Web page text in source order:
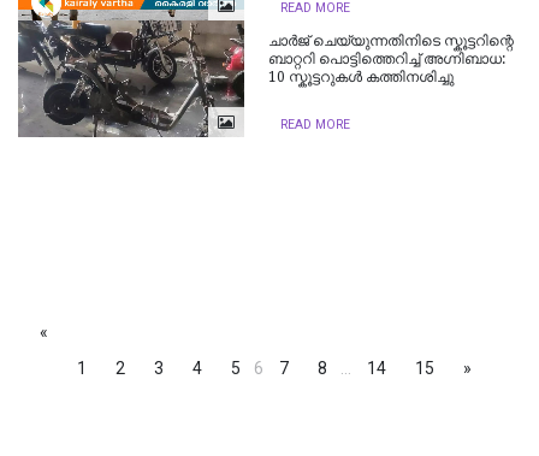
READ MORE
ചാർജ് ചെയ്യുന്നതിനിടെ സ്കൂട്ടറിന്റെ
ബാറ്ററി പൊട്ടിത്തെറിച്ച് അഗ്നിബാധ:
10 സ്കൂട്ടറുകൾ കത്തിനശിച്ചു
READ MORE
«
1
2 3 4 5 6 7 8 14 15 »